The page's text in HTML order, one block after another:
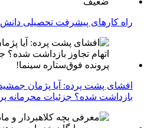
راه کارهای پیشرفت تحصیلی
افشای پشت پرده: آیا پژمان
بازداشت شده؟ جزئیات محرمانه